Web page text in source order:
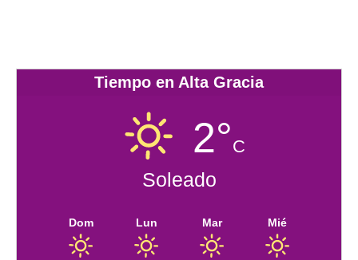
Tiempo en Alta Gracia
2°C
Soleado
Dom Lun Mar Mié